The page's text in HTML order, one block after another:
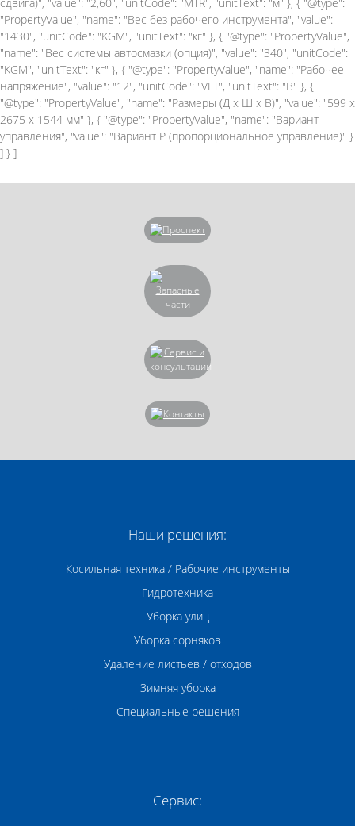
Наши решения:
Косильная техника / Рабочие инструменты
Гидротехника
Уборка улиц
Уборка сорняков
Удаление листьев / отходов
Зимняя уборка
Специальные решения
Сервис: